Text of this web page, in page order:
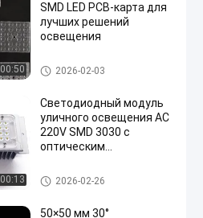
57
мнения
Поделиться
00:50
SMD LED PCB-карта для
лучших решений
освещения
дпв во главе ксп совет
2026-02-03
00:13
Светодиодный модуль
уличного освещения AC
220V SMD 3030 с
оптическим
радиатором
во главе с уличного освещен
ия компонентов
2026-02-26
50×50 мм 30°